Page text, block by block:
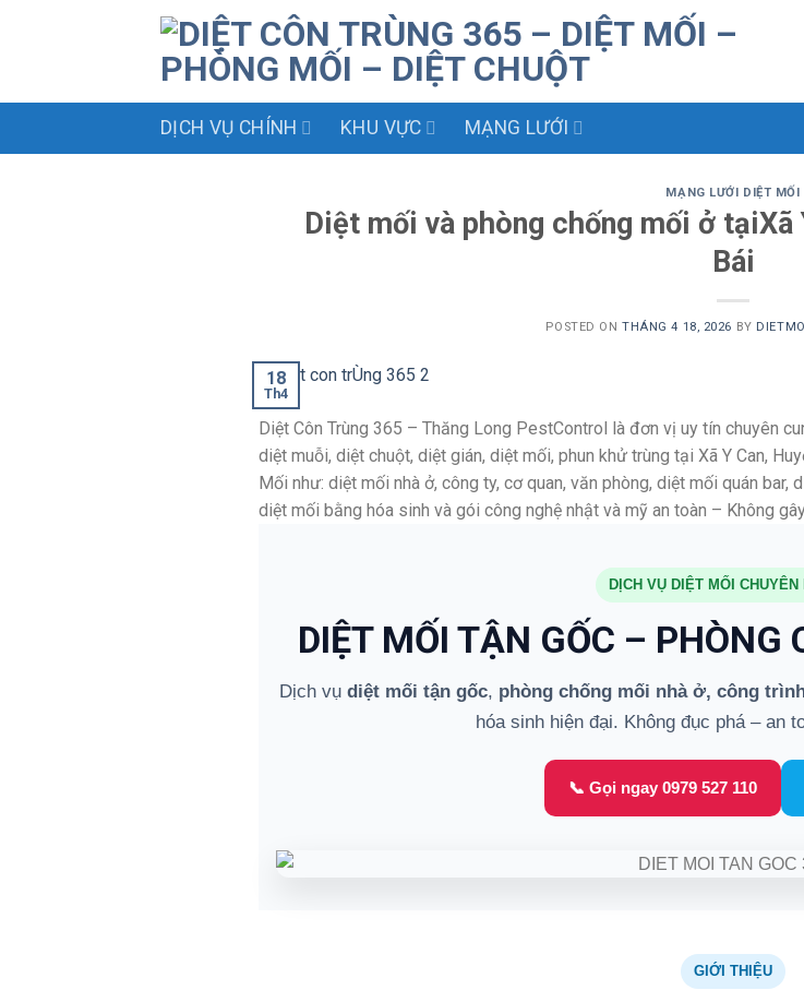
DỊCH VỤ CHÍNH KHU VỰC MẠNG LƯỚI
MẠNG LƯỚI DIỆT MỐI
Diệt mối và phòng chống mối ở tạiXã
Bái
POSTED ONTHÁNG 4 18, 2026 BY
18
Th4
Diệt Côn Trùng 365 – Thăng Long PestControl là đơn vị uy tín chuyên
diệt muỗi, diệt chuột, diệt gián, diệt mối, phun khử trùng tại Xã Y Can,
Mối như: diệt mối nhà ở, công ty, cơ quan, văn phòng, diệt mối quán
diệt mối bằng hóa sinh và gói công nghệ nhật và mỹ an toàn – Không
DỊCH VỤ DIỆT MỐI CHUYÊN
DIỆT MỐI TẬN GỐC – PHÒNG
Dịch vụ diệt mối tận gốc, phòng chống mối nhà ở, công
hóa sinh hiện đại. Không đục phá – an
📞 Gọi ngay 0979 527 110
GIỚI THIỆU